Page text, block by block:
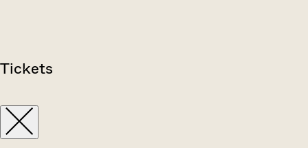
Tickets